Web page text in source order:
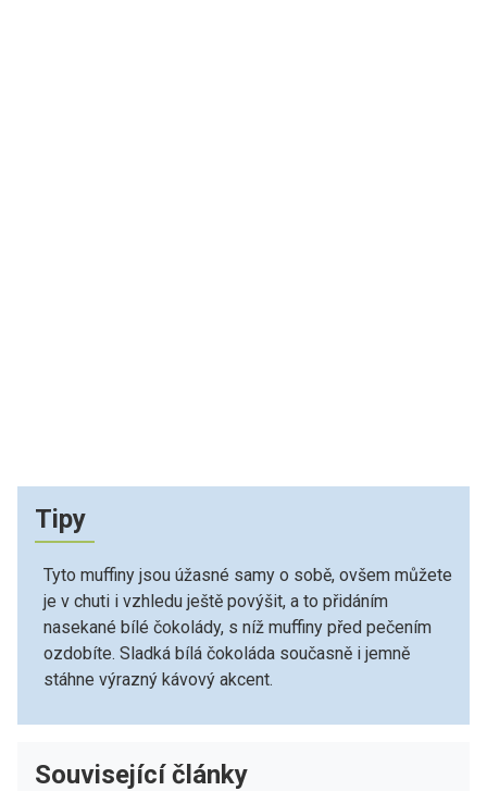
Tipy
Tyto muffiny jsou úžasné samy o sobě, ovšem můžete
je v chuti i vzhledu ještě povýšit, a to přidáním
nasekané bílé čokolády, s níž muffiny před pečením
ozdobíte. Sladká bílá čokoláda současně i jemně
stáhne výrazný kávový akcent.
Související články